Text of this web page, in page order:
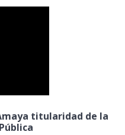
titularidad de la